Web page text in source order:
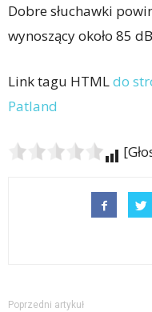
Dobre słuchawki
wynoszący około 85
Link tagu HTMLdo
Patland
Poprzedni artykuł